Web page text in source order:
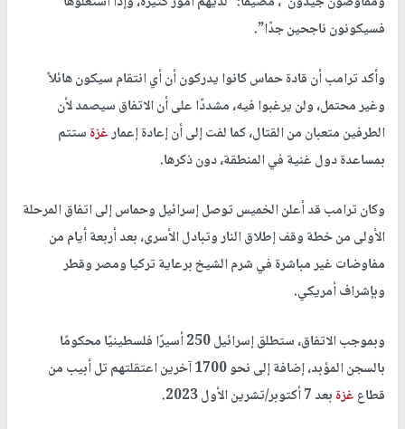
فسيكونون ناجحين جدًا”.
وأكد ترامب أن قادة حماس كانوا يدركون أن أي انتقام سيكون هائلاً
وغير محتمل، ولن يرغبوا فيه، مشددًا على أن الاتفاق سيصمد لأن
الطرفين متعبان من القتال، كما لفت إلى أن إعادة إعمارغزةستتم
بمساعدة دول غنية في المنطقة، دون ذكرها.
وكان ترامب قد أعلن الخميس توصل إسرائيل وحماس إلى اتفاق المرحلة
الأولى من خطة وقف إطلاق النار وتبادل الأسرى، بعد أربعة أيام من
مفاوضات غير مباشرة في شرم الشيخ برعاية تركيا ومصر وقطر
وبإشراف أمريكي.
وبموجب الاتفاق، ستطلق إسرائيل 250 أسيرًا فلسطينيًا محكومًا
بالسجن المؤبد، إضافة إلى نحو 1700 آخرين اعتقلتهم تل أبيب من
قطاعغزةبعد 7 أكتوبر/تشرين الأول 2023.